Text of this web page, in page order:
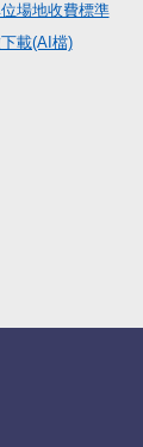
場地收費標準
載(AI檔)